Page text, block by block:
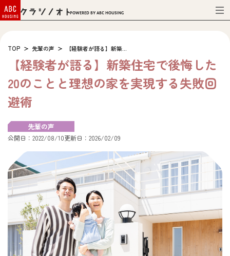
Powered by ABC HOUSING
TOP 先輩の声 【経験者が語る】新築...
【経験者が語る】新築住宅で後悔した
20のことと理想の家を実現する失敗回
避術
先輩の声
公開日：2022/08/10更新日：2026/02/09